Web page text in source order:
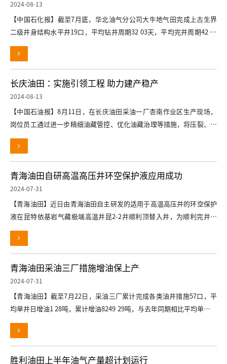
2024-08-13
【中国石化报】截至7月底，华北油气分公司大牛地气田完成上古生界
二级井身结构水平井19口，平均钻井周期32 03天，平均完井周期42 96
长庆油田：实施引领工程 助力建产稳产
2024-08-13
【中国石油报】8月11日，在长庆油田采油一厂杏南作业区生产现场，
岗位员工通过进一步精细油藏管控、优化油藏治理等措施，将压裂、补
青海油田自研高温高压井环空保护液应用成功
2024-07-31
【青海油田】近日由青海油田自主研发的适用于高温高压井的环空保护
液在昆特依基岩气藏极端高温井昆2-2井顺利顶替入井，为顺利完井投
青海油田采油三厂措施增油保上产
2024-07-31
【青海油田】截至7月22日，采油三厂累计完成各类油井措施57口，平
均单井日增油1 28吨，累计增油8249 29吨，与去年同期相比平均单井日
胜利油田上半年油气产量超计划运行